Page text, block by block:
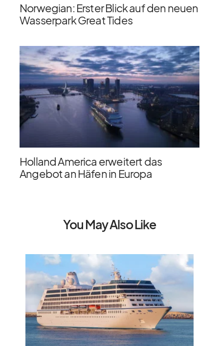
Norwegian: Erster Blick auf den neuen
Wasserpark Great Tides
Holland America erweitert das
Angebot an Häfen in Europa
You May Also Like